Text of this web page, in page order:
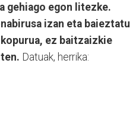
gehiago egon litezke.
izan eta baieztatu
ez baitzaizkie
Datuak, herrika: